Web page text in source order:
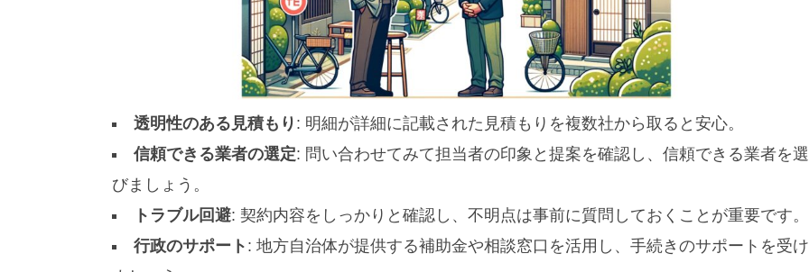
透明性のある見積もり : 明細が詳細に記載された見積もりを複数社から取ると安心。
信頼できる業者の選定: 問い合わせてみて担当者の印象と提案を確認し、信頼できる業者を選
びましょう。
トラブル回避: 契約内容をしっかりと確認し、不明点は事前に質問しておくことが重要です。
行政のサポート : 地方自治体が提供する補助金や相談窓口を活用し、手続きのサポートを受け